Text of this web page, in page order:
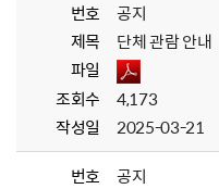
번호
공지
제목
단체 관람 안내
파일
조회수
4,173
작성일
2025-03-21
번호
공지